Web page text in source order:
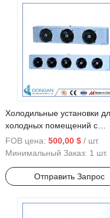
Холодильные установки
холодных помещений с
надежными решениями для
охлаждения
FOB цена: 500,00 $ / шт.
Минимальный Заказ: 1 шт.
Отправить Запрос